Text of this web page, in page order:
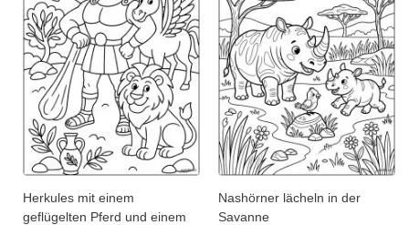
Herkules mit einem
geflügelten Pferd und einem
Nashörner lächeln in der
Savanne